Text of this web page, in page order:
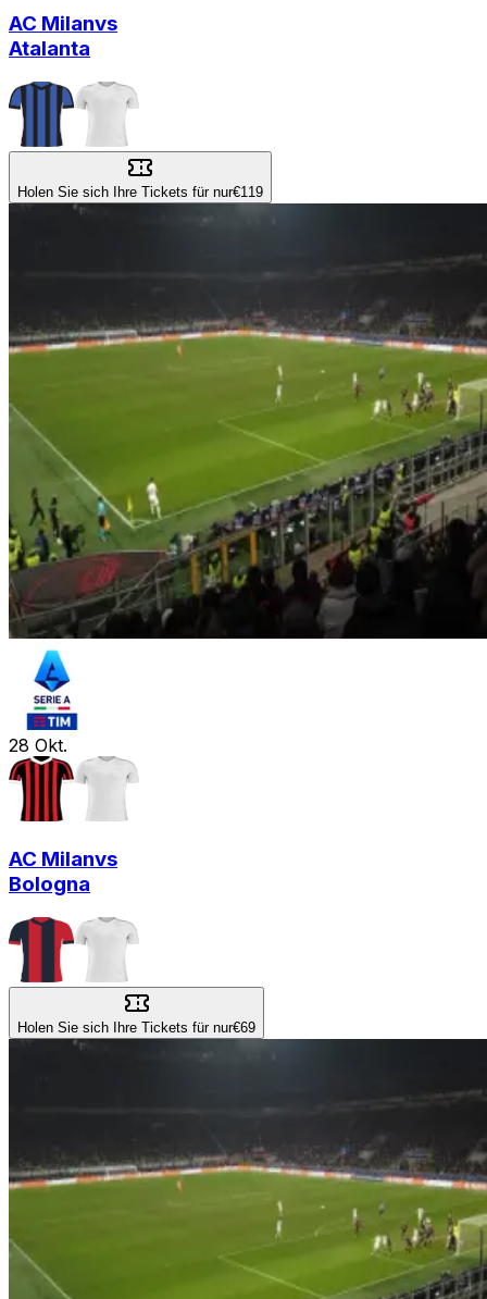
AC Milanvs
Atalanta
Holen Sie sich Ihre Tickets für nur€119
28 Okt.
AC Milanvs
Bologna
Holen Sie sich Ihre Tickets für nur€69